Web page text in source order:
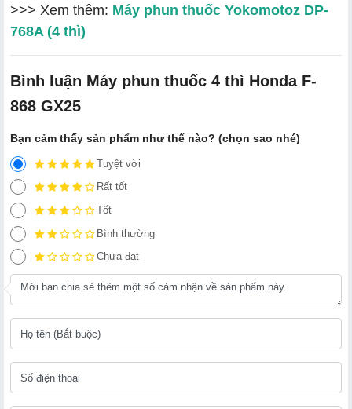
>>> Xem thêm: Máy phun thuốc Yokomotoz DP-
768A (4 thì)
Bình luận Máy phun thuốc 4 thì Honda F-
868 GX25
Bạn cảm thấy sản phẩm như thế nào? (chọn sao nhé)
Tuyệt vời
Rất tốt
Tốt
Bình thường
Chưa đạt